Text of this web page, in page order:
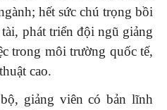
hết sức chú trọng bồi
phát triển đội ngũ giảng
trong môi trường quốc tế,
cao.
giảng viên có bản lĩnh